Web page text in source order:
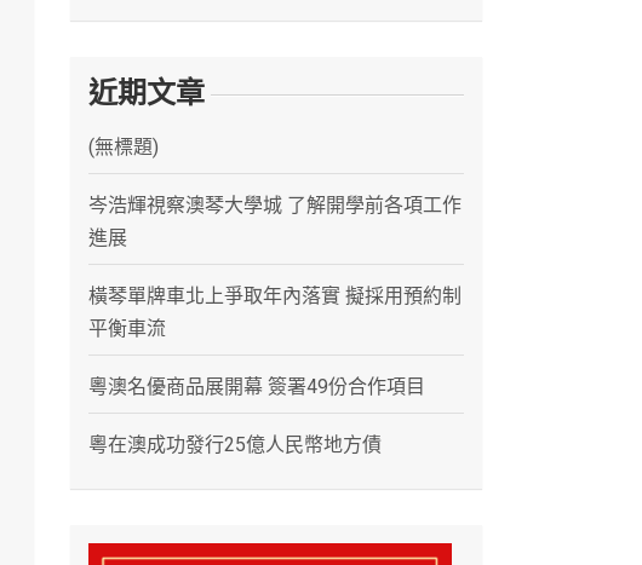
近期文章
(無標題)
岑浩輝視察澳琴大學城 了解開學前各項工作
進展
橫琴單牌車北上爭取年內落實 擬採用預約制
平衡車流
粵澳名優商品展開幕 簽署49份合作項目
粵在澳成功發行25億人民幣地方債